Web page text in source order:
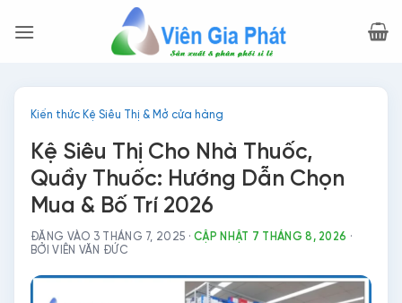
qua
Kiến thức Kệ Siêu Thị & Mở cửa hàng
Kệ Siêu Thị Cho Nhà Thuốc,
Quầy Thuốc: Hướng Dẫn Chọn
Mua & Bố Trí 2026
ĐĂNG VÀO 3 THÁNG 7, 2025 ·CẬP NHẬT 7 THÁNG 8, 2026 ·
BỞI VIÊN VĂN ĐỨC